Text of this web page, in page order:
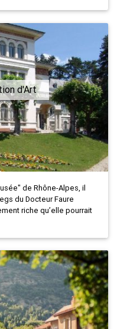
d'Art
de Rhône-Alpes, il
du Docteur Faure
riche qu’elle pourrait